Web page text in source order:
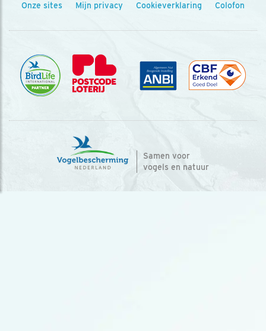
Onze sites Mijn privacy Cookieverklaring Colofon
Samen voor
vogels en natuur